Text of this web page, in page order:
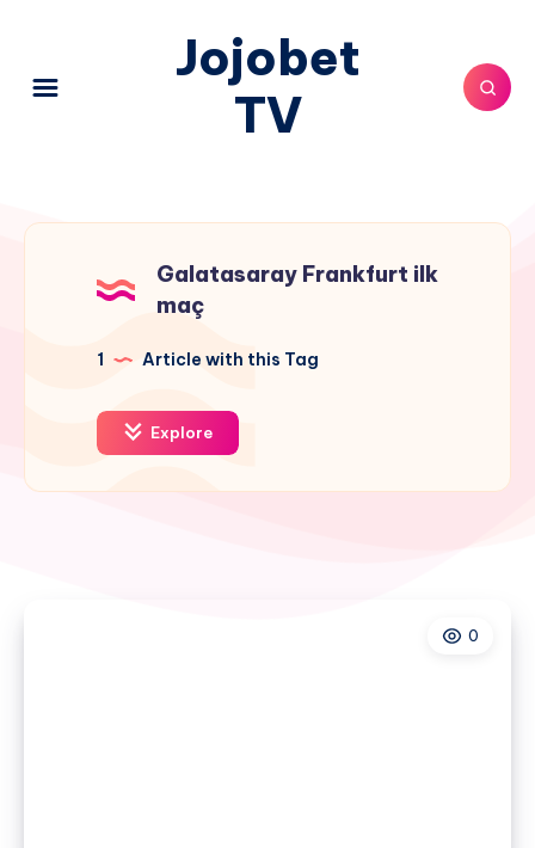
Jojobet
TV
Galatasaray Frankfurt ilk
maç
1 Article with this Tag
Explore
0